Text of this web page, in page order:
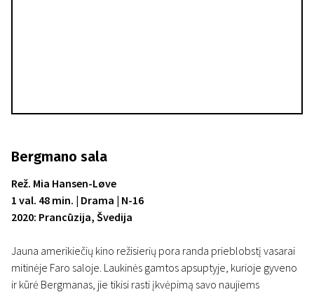
Bergmano sala
Rež. Mia Hansen-Løve
1 val. 48 min. | Drama | N-16
2020: Prancūzija, Švedija
Jauna amerikiečių kino režisierių pora randa prieblobstį vasarai
mitinėje Faro saloje. Laukinės gamtos apsuptyje, kurioje gyveno
ir kūrė Bergmanas, jie tikisi rasti įkvėpimą savo naujiems